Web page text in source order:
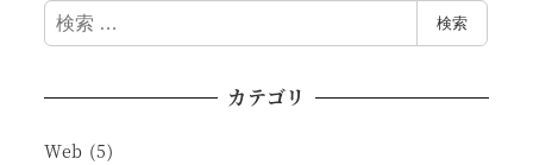
検
索
検索
カテゴリ
Web (5)